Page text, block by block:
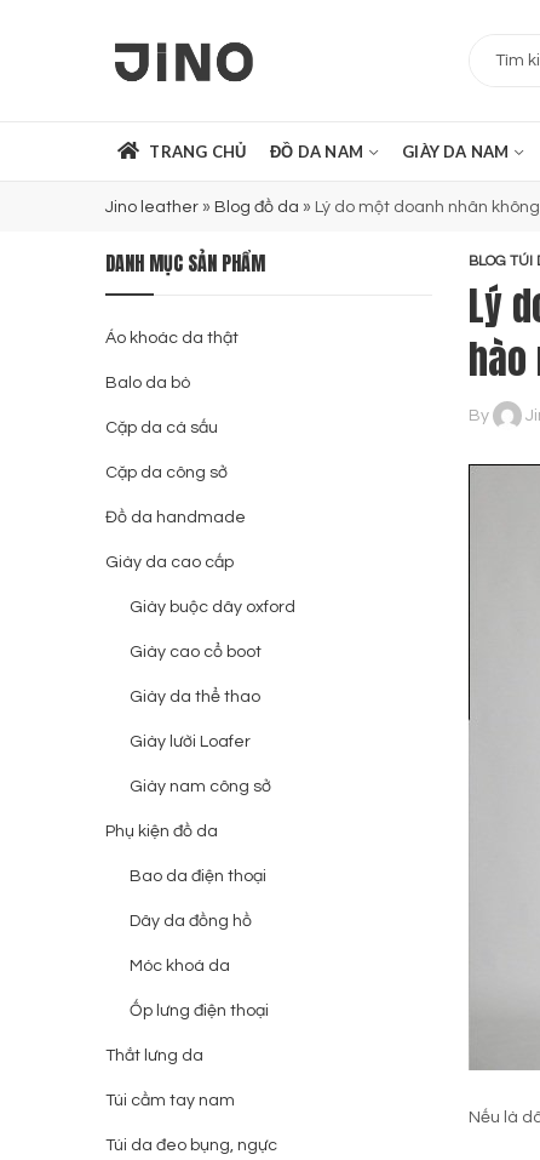
TRANG CHỦ ĐỒ DA NAM GIÀY DA NAM
Jino leather » Blog đồ da » Lý do một doanh nhân
BLOG TÚI
Lý
hào
By
Nếu là
DANH MỤC SẢN PHẨM
Áo khoác da thật
Balo da bò
Cặp da cá sấu
Cặp da công sở
Đồ da handmade
Giày da cao cấp
Giày buộc dây oxford
Giày cao cổ boot
Giày da thể thao
Giày lười Loafer
Giày nam công sở
Phụ kiện đồ da
Bao da điện thoại
Dây da đồng hồ
Móc khoá da
Ốp lưng điện thoại
Thắt lưng da
Túi cầm tay nam
Túi da đeo bụng, ngực